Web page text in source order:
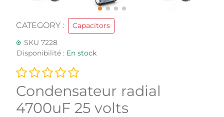
CATEGORY :
Capacitors
SKU 7228
Disponibilité : En stock
Condensateur radial
4700uF 25 volts